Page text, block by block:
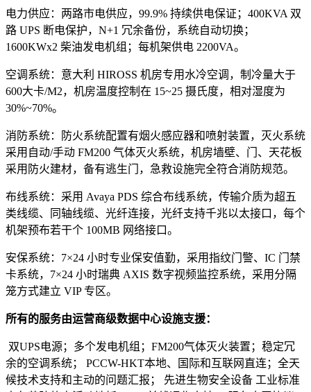
电力供应：两路市电供应，99.9% 持续供电保证；400KVA 双
路 UPS 断电保护，N+1 冗余备份，系统自动切换；
1600KWx2 柴油发电机组；每机架供电 2200VA。
空调系统：意大利 HIROSS 机房专用水冷空调，制冷量大于
600大卡/M2，机房温度控制在 15~25 摄氏度，相对湿度为
30%~70%。
消防系统：防火系统配置有烟火感应器和喷射装置，灭火系统
采用自动/手动 FM200 气体灭火系统，机房墙壁、门、天花板
采用防火建材，备有逃生门，急救设施完全符合消防规范。
布线系统：采用 Avaya PDS 综合布线系统，传输介质为超五
类线缆、同轴线缆、光纤连接，光纤支持千兆以太接口，每个
机架预布若干个 100MB 网络接口。
安保系统：7×24 小时专业保安值勤，采用指纹门警、IC 门禁
卡系统，7×24 小时瑞典 AXIS 数字视频监控系统，采用分隔
笼方式建立 VIP 专区。
所有的服务由运营商级数据中心设施支援：
双UPS电源；多个发电机组；FM200气体灭火装置；稳定冗
余的空调系统； PCCW-HKT本地、国际和互联网直连；全天
候技术支持和主动的问题汇报； 先进生物安全设备 工业标准